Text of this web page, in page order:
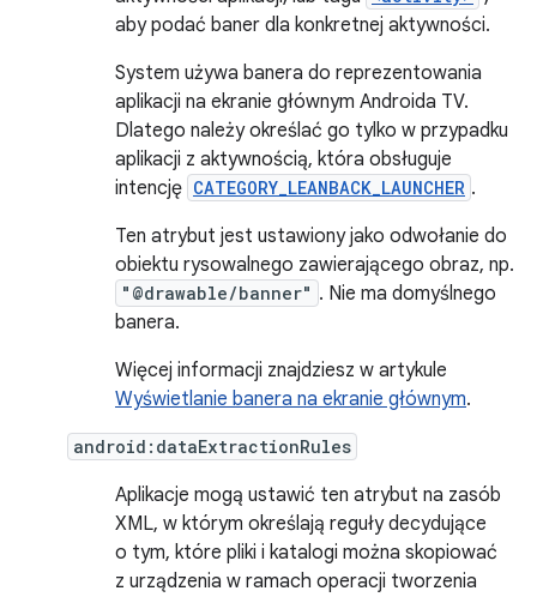
aby podać baner dla konkretnej aktywności.
System używa banera do reprezentowania
aplikacji na ekranie głównym Androida TV.
Dlatego należy określać go tylko w przypadku
aplikacji z aktywnością, która obsługuje
intencję CATEGORY_LEANBACK_LAUNCHER .
Ten atrybut jest ustawiony jako odwołanie do
obiektu rysowalnego zawierającego obraz, np.
"@drawable/banner" . Nie ma domyślnego
banera.
Więcej informacji znajdziesz w artykule
Wyświetlanie banera na ekranie głównym.
android:dataExtractionRules
Aplikacje mogą ustawić ten atrybut na zasób
XML, w którym określają reguły decydujące
o tym, które pliki i katalogi można skopiować
z urządzenia w ramach operacji tworzenia